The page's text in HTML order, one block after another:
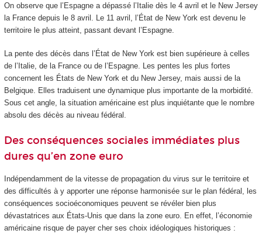
On observe que l’Espagne a dépassé l’Italie dès le 4 avril et le New Jersey
la France depuis le 8 avril. Le 11 avril, l’État de New York est devenu le
territoire le plus atteint, passant devant l’Espagne.
La pente des décès dans l’État de New York est bien supérieure à celles
de l’Italie, de la France ou de l’Espagne. Les pentes les plus fortes
concernent les États de New York et du New Jersey, mais aussi de la
Belgique. Elles traduisent une dynamique plus importante de la morbidité.
Sous cet angle, la situation américaine est plus inquiétante que le nombre
absolu des décès au niveau fédéral.
Des conséquences sociales immédiates plus
dures qu’en zone euro
Indépendamment de la vitesse de propagation du virus sur le territoire et
des difficultés à y apporter une réponse harmonisée sur le plan fédéral, les
conséquences socioéconomiques peuvent se révéler bien plus
dévastatrices aux États-Unis que dans la zone euro. En effet, l’économie
américaine risque de payer cher ses choix idéologiques historiques :